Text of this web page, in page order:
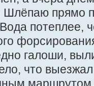
Шлёпаю прямо
потеплее,
галоши,
что